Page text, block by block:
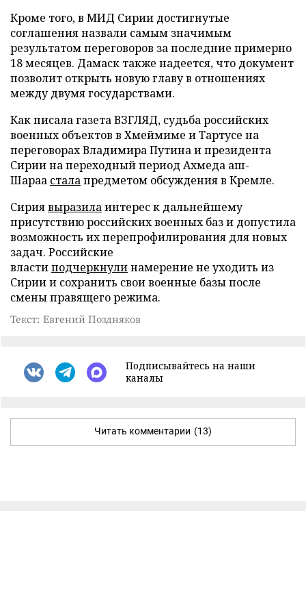
Кроме того, в МИД Сирии достигнутые
соглашения назвали самым значимым
результатом переговоров за последние примерно
18 месяцев. Дамаск также надеется, что документ
позволит открыть новую главу в отношениях
между двумя государствами.
Как писала газета ВЗГЛЯД, судьба российских
военных объектов в Хмеймиме и Тартусе на
переговорах Владимира Путина и президента
Сирии на переходный период Ахмеда аш-
Шараа сталапредметом обсуждения в Кремле.
Сириявыразилаинтерес к дальнейшему
присутствию российских военных баз и допустила
возможность их перепрофилирования для новых
задач. Российские
властиподчеркнулинамерение не уходить из
Сирии и сохранить свои военные базы после
смены правящего режима.
Текст: Евгений Поздняков
Подписывайтесь на наши
каналы
Читать комментарии (13)